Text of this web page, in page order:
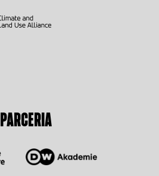
PARCERIA